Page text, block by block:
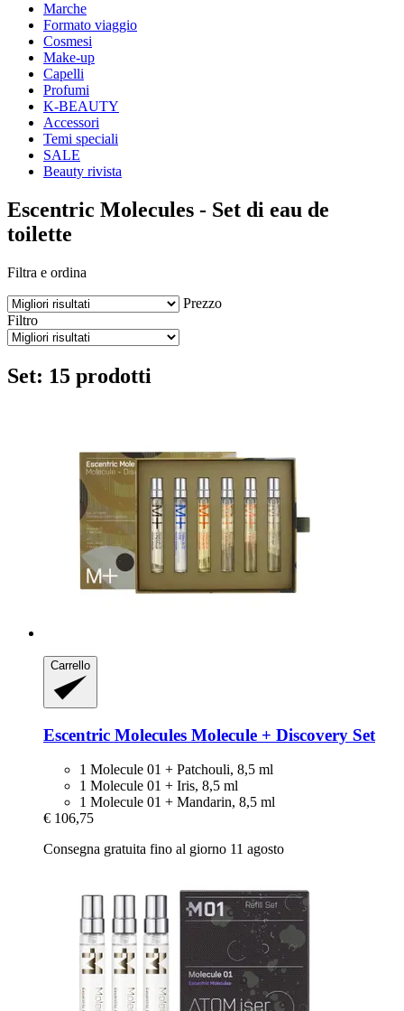
Marche
Formato viaggio
Cosmesi
Make-up
Capelli
Profumi
K-BEAUTY
Accessori
Temi speciali
SALE
Beauty rivista
Escentric Molecules - Set di eau de
toilette
Filtra e ordina
Prezzo
Filtro
Set: 15 prodotti
Carrello
Escentric Molecules Molecule + Discovery Set
1 Molecule 01 + Patchouli, 8,5 ml
1 Molecule 01 + Iris, 8,5 ml
1 Molecule 01 + Mandarin, 8,5 ml
€ 106,75
Consegna gratuita fino al giorno 11 agosto